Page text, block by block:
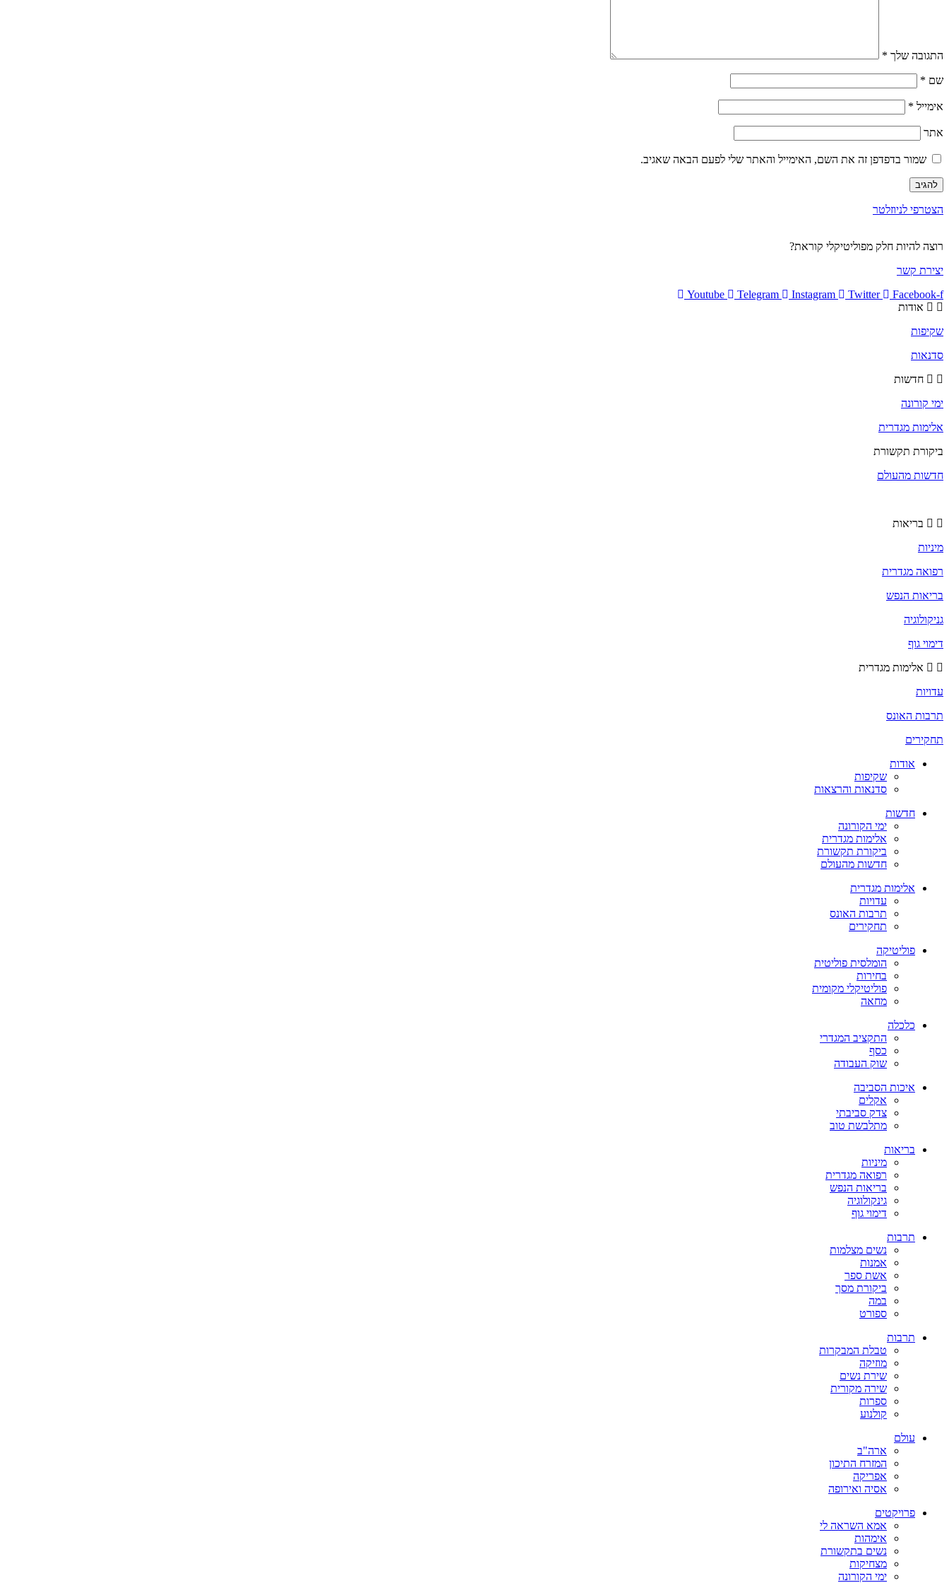
התגובה שלך *
שם *
אימייל *
אתר
שמור בדפדפן זה את השם, האימייל והאתר שלי לפעם הבאה שאגיב.
הצטרפי לניוזלטר
רוצה להיות חלק מפוליטיקלי קוראת?
יצירת קשר
Youtube
Telegram Instagram Twitter
Facebook-f
אודות
שקיפות
סדנאות
חדשות
ימי קורונה
אלימות מגדרית
ביקורת תקשורת
חדשות מהעולם
בריאות
מיניות
רפואה מגדרית
בריאות הנפש
גניקולוגיה
דימוי גוף
אלימות מגדרית
עדויות
תרבות האונס
תחקירים
אודות
שקיפות
סדנאות והרצאות
חדשות
ימי הקורונה
אלימות מגדרית
ביקורת תקשורת
חדשות מהעולם
אלימות מגדרית
עדויות
תרבות האונס
תחקירים
פוליטיקה
הומלסית פוליטית
בחירות
פוליטיקלי מקומית
מחאה
כלכלה
התקציב המגדרי
כסף
שוק העבודה
איכות הסביבה
אקלים
צדק סביבתי
מתלבשת טוב
בריאות
מיניות
רפואה מגדרית
בריאות הנפש
גינקולוגיה
דימוי גוף
תרבות
נשים מצלמות
אמנות
אשת ספר
ביקורת מסך
במה
ספורט
תרבות
טבלת המבקרות
מוזיקה
שירת נשים
שירה מקורית
ספרות
קולנוע
עולם
ארה"ב
המזרח התיכון
אפריקה
אסיה ואירופה
פרויקטים
אמא השראה לי
אימהות
נשים בתקשורת
מצחיקות
ימי הקורונה